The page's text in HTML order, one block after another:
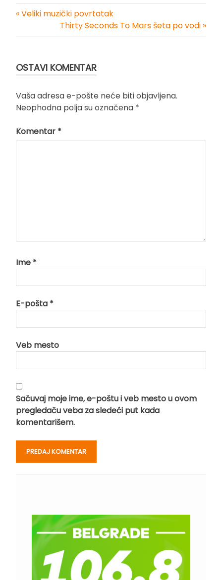
Kretanje
« Veliki muzički povrtatak
Thirty Seconds To Mars šeta po vodi »
OSTAVI KOMENTAR
Vaša adresa e-pošte neće biti objavljena.
Neophodna polja su označena *
Komentar *
Ime *
E-pošta *
Veb mesto
Sačuvaj moje ime, e-poštu i veb mesto u ovom
pregledaču veba za sledeći put kada
komentarišem.